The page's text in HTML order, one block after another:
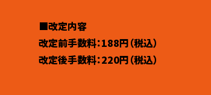
■改定内容
改定前手数料：188円（税込）
改定後手数料：220円（税込）